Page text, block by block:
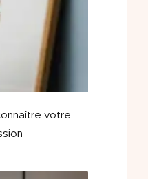
votre